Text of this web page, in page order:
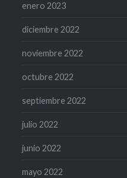
enero 2023
diciembre 2022
noviembre 2022
octubre 2022
septiembre 2022
julio 2022
junio 2022
mayo 2022